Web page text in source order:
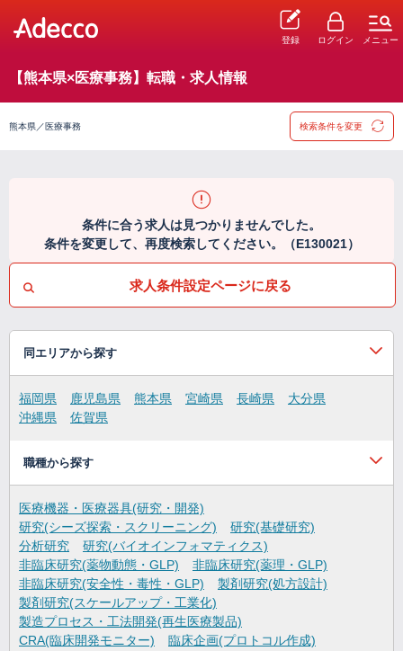
登録 ログイン メニュー
【熊本県×医療事務】転職・求人情報
熊本県／医療事務 検索条件を変更
条件に合う求人は見つかりませんでした。
条件を変更して、再度検索してください。（E130021）
求人条件設定ページに戻る
同エリアから探す
福岡県 鹿児島県 熊本県 宮崎県 長崎県
大分県
沖縄県
佐賀県
職種から探す
医療機器・医療器具(研究・開発)
研究(シーズ探索・スクリーニング)
研究(基礎研究)
分析研究
研究(バイオインフォマティクス)
非臨床研究(薬物動態・GLP)
非臨床研究(薬理・GLP)
非臨床研究(安全性・毒性・GLP)
製剤研究(処方設計)
製剤研究(スケールアップ・工業化)
製造プロセス・工法開発(再生医療製品)
CRA(臨床開発モニター)
臨床企画(プロトコル作成)